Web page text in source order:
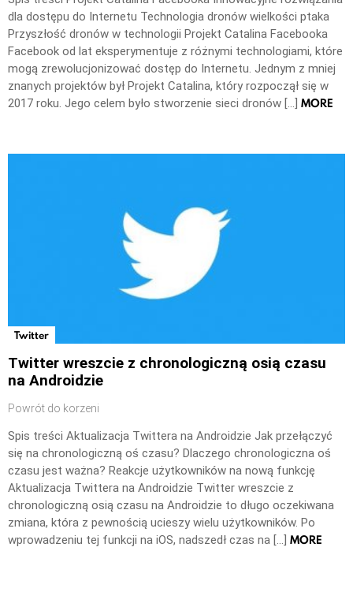
dla dostępu do Internetu Technologia dronów wielkości ptaka
Przyszłość dronów w technologii Projekt Catalina Facebooka
Facebook od lat eksperymentuje z różnymi technologiami, które
mogą zrewolucjonizować dostęp do Internetu. Jednym z mniej
znanych projektów był Projekt Catalina, który rozpoczął się w
2017 roku. Jego celem było stworzenie sieci dronów […] MORE
Twitter
Twitter wreszcie z chronologiczną osią czasu
na Androidzie
Powrót do korzeni
Spis treści Aktualizacja Twittera na Androidzie Jak przełączyć
się na chronologiczną oś czasu? Dlaczego chronologiczna oś
czasu jest ważna? Reakcje użytkowników na nową funkcję
Aktualizacja Twittera na Androidzie Twitter wreszcie z
chronologiczną osią czasu na Androidzie to długo oczekiwana
zmiana, która z pewnością ucieszy wielu użytkowników. Po
wprowadzeniu tej funkcji na iOS, nadszedł czas na […] MORE